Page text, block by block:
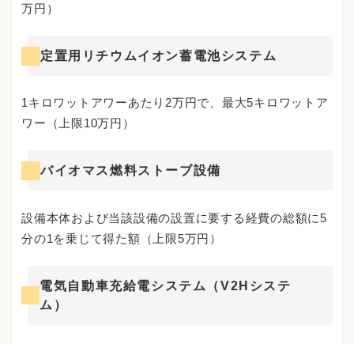
万円）
定置用リチウムイオン蓄電池システム
1キロワットアワーあたり2万円で、最大5キロワットア
ワー（上限10万円）
バイオマス燃料ストーブ設備
設備本体および当該設備の設置に要する経費の総額に5
分の1を乗じて得た額（上限5万円）
電気自動車充給電システム（V2Hシステ
ム）